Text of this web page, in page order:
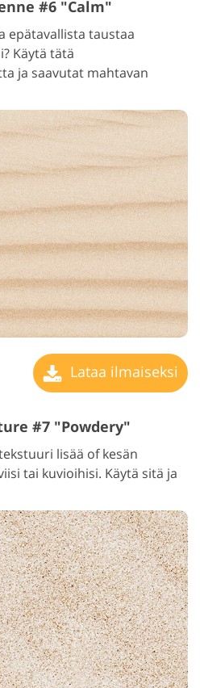
#6 "Calm"
epätavallista taustaa
Käytä tätä
ja saavutat mahtavan
Lataa ilmaiseksi
#7 "Powdery"
lisää of kesän
tai kuvioihisi. Käytä sitä ja